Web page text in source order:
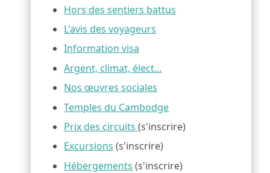
Hors des sentiers battus
L'avis des voyageurs
Information visa
Argent, climat, élect...
Nos œuvres sociales
Temples du Cambodge
Prix des circuits(s'inscrire)
Excursions (s'inscrire)
Hébergements (s'inscrire)